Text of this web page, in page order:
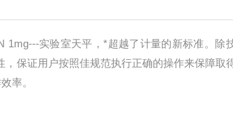
1mg---实验室天平，*超越了计量的新标准。除
，保证用户按照佳规范执行正确的操作来保障取
率。